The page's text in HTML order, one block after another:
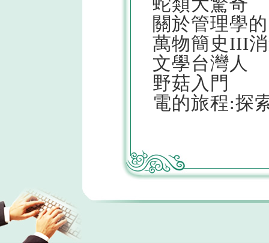
關於管理學
萬物簡史III
文學台灣人
野菇入門
電的旅程:探